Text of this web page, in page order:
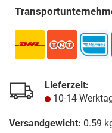
Lieferzeit:
10-14
Versandgewicht: 0.59